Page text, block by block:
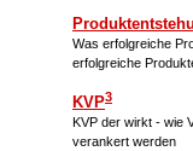
Was erfolgreiche
erfolgreiche
KVP3
KVP der wirkt - wie
verankert werden